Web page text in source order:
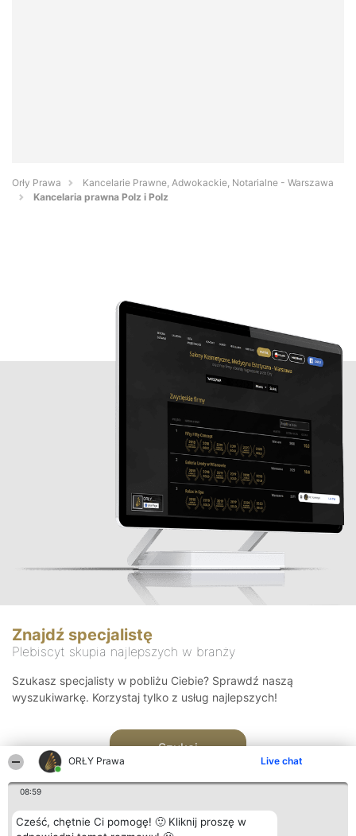
ORŁY Prawa Live chat
08:59
Cześć, chętnie Ci pomogę! 🙂 Kliknij proszę w
Orły Prawa
Kancelarie Prawne, Adwokackie, Notarialne - Warszawa
Kancelaria prawna Polz i Polz
Znajdź specjalistę
Plebiscyt skupia najlepszych w branży
Szukasz specjalisty w pobliżu Ciebie? Sprawdź naszą
wyszukiwarkę. Korzystaj tylko z usług najlepszych!
Szukaj